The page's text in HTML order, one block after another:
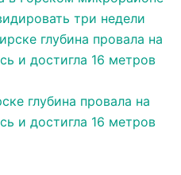
три недели
глубина провала на
и достигла 16 метров